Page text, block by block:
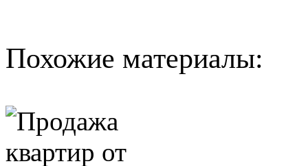
Похожие материалы: